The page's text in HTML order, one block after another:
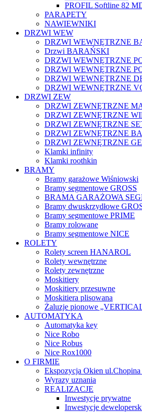
PROFIL Softline 82
PARAPETY
NAWIEWNIKI
DRZWI WEW
DRZWI WEWNĘTRZNE
Drzwi BARAŃSKI
DRZWI WEWNĘTRZNE
DRZWI WEWNĘTRZNE
DRZWI WEWNĘTRZNE
DRZWI WEWNĘTRZNE
DRZWI ZEW
DRZWI ZEWNĘTRZNE
DRZWI ZEWNĘTRZNE
DRZWI ZEWNĘTRZNE
DRZWI ZEWNĘTRZNE
DRZWI ZEWNĘTRZNE
Klamki infinity
Klamki roothkin
BRAMY
Bramy garażowe Wiśniowski
Bramy segmentowe GROSS
BRAMA GARAŻOWA
Bramy dwuskrzydłowe
Bramy segmentowe PRIME
Bramy rolowane
Bramy segmentowe NICE
ROLETY
Rolety screen HANAROL
Rolety wewnętrzne
Rolety zewnętrzne
Moskitiery
Moskitiery przesuwne
Moskitiera plisowana
Żaluzje pionowe
AUTOMATYKA
Automatyka key
Nice Robo
Nice Robus
Nice Rox1000
O FIRMIE
Ekspozycja Okien
Wyrazy uznania
REALIZACJE
Inwestycje prywatne
Inwestycje